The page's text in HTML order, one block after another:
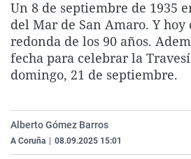
Un 8 de septiembre de 1935
del Mar de San Amaro. Y
redonda de los 90 años.
fecha para celebrar la
domingo, 21 de septiembre.
Alberto Gómez Barros
A Coruña 08.09.2025 15:01